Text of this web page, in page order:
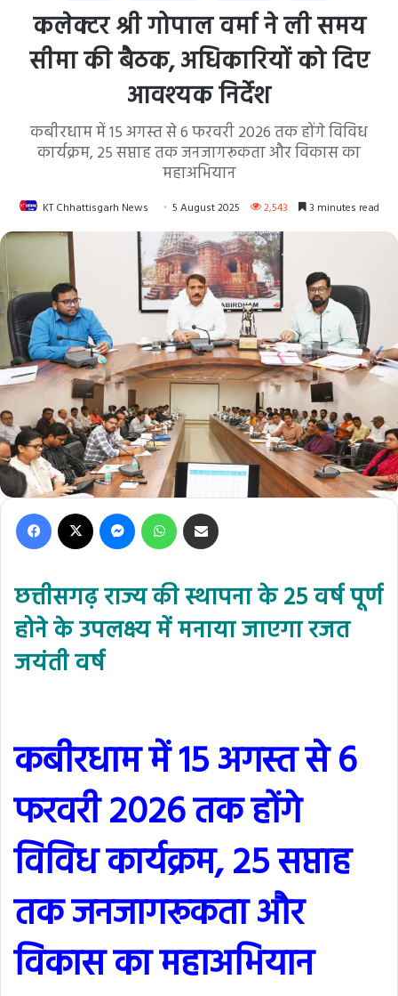
कलेक्टर श्री गोपाल वर्मा ने ली समय
सीमा की बैठक, अधिकारियों को दिए
आवश्यक निर्देश
कबीरधाम में 15 अगस्त से 6 फरवरी 2026 तक होंगे विविध
कार्यक्रम, 25 सप्ताह तक जनजागरूकता और विकास का
महाअभियान
KT Chhattisgarh News 5 August 2025 2,543 3 minutes read
Facebook Messenger WhatsApp
छत्तीसगढ़ राज्य की स्थापना के 25 वर्ष पूर्ण
होने के उपलक्ष्य में मनाया जाएगा रजत
जयंती वर्ष
कबीरधाम में 15 अगस्त से 6
फरवरी 2026 तक होंगे
विविध कार्यक्रम, 25 सप्ताह
तक जनजागरूकता और
विकास का महाअभियान